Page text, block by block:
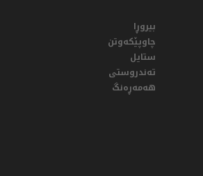
بیروڕا
چاوپێکەوتن
ستایل
تەندروستی
هەمەڕەنگ